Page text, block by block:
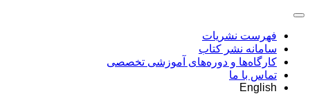
فهرست نشریات
سامانه نشر کتاب
کارگاه‌ها و دوره‌های آموزشی تخصصی
تماس با ما
English